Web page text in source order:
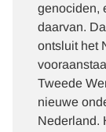
genociden,
daarvan.
ontsluit het
Tweede
nieuwe
Nederland.